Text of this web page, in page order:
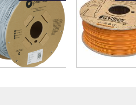
1.75MM
EASYFIL 1.75MM